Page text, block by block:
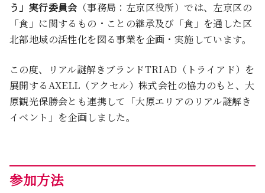
う」実行委員会 （事務局：左京区役所）では、左京区の
「食」に関するもの・ことの継承及び「食」を通した区
北部地域の活性化を図る事業を企画・実施しています。
この度、リアル謎解きブランドTRIAD（トライアド）を
展開するAXELL（アクセル）株式会社の協力のもと、大
原観光保勝会とも連携して「大原エリアのリアル謎解き
イベント」を企画しました。
参加方法